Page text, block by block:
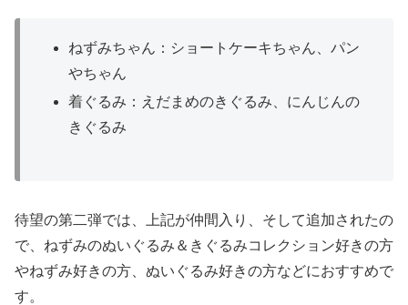
ねずみちゃん：ショートケーキちゃん、パン
やちゃん
着ぐるみ：えだまめのきぐるみ、にんじんの
きぐるみ
待望の第二弾では、上記が仲間入り、そして追加されたの
で、ねずみのぬいぐるみ＆きぐるみコレクション好きの方
やねずみ好きの方、ぬいぐるみ好きの方などにおすすめで
す。